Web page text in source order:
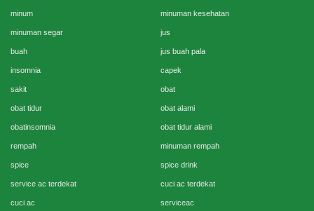
minum minuman kesehatan
minuman segar jus
buah jus buah pala
insomnia capek
sakit obat
obat tidur obat alami
obatinsomnia obat tidur alami
rempah minuman rempah
spice spice drink
service ac terdekat cuci ac terdekat
cuci ac serviceac